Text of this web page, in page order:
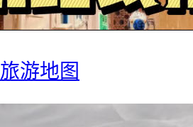
游地图